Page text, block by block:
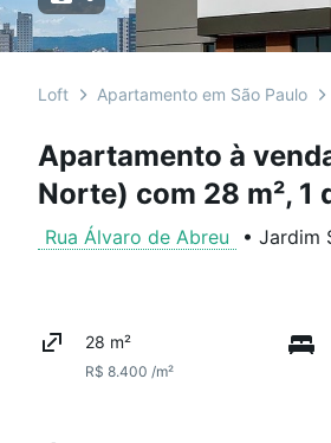
Loft Apartamento em São Paulo
Apartamento à
Norte) com 28 m², 1
Rua Álvaro de Abreu • Jardim
28 m²
R$ 8.400 /m²